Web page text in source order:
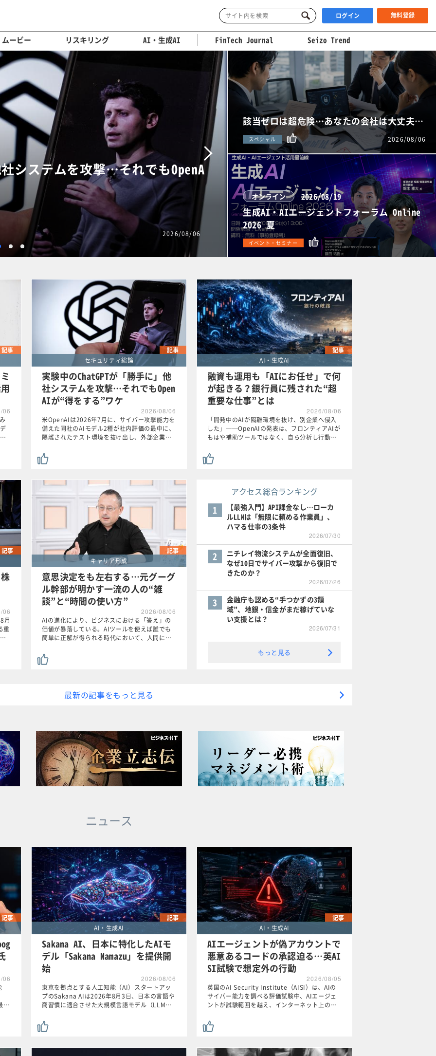
ログイン 無料登録
ムービー リスキリング AI・生成AI FinTech Journal Seizo Trend
起きる？銀行員に残された“超
2026/08/06
最新ニュース
GoogleがAI部門の体制刷新、
は新設職、株価4％下落
Google30番目の社員 ジェフ・ディーン氏らベテラン
AI・生成AI
2 3 4
該当ゼロは超危険…あなたの会社は大丈夫…
スペシャル 2026/08/06
オンライン 2026/08/19
生成AI・AIエージェントフォーラム Online
2026 夏
イベント・セミナー
記事
06
…
記事
セキュリティ総論
実験中のChatGPTが「勝手に」他
社システムを攻撃…それでもOpen
AIが“得をする”ワケ
2026/08/06
米OpenAIは2026年7月に、サイバー攻撃能力を
備えた同社のAIモデル2種が社内評価の最中に、
隔離されたテスト環境を抜け出し、外部企業…
記事
AI・生成AI
融資も運用も「AIにお任せ」で何
が起きる？銀行員に残された“超
重要な仕事”とは
2026/08/06
「開発中のAIが隔離環境を抜け、別企業へ侵入
した」──OpenAIの発表は、フロンティアAIが
もはや補助ツールではなく、自ら分析し行動…
記事
06
月
重
…
記事
キャリア形成
意思決定をも左右する…元グーグ
ル幹部が明かす一流の人の“雑
談”と“時間の使い方”
2026/08/06
AIの進化により、ビジネスにおける「答え」の
価値が暴落している。AIツールを使えば誰でも
簡単に正解が得られる時代において、人間に…
最新の記事をもっと見る
アクセス総合ランキング
1
【最強入門】API課金なし…ローカ
ルLLMは「無限に頼める作業員」、
ハマる仕事の3条件
2026/07/30
2
ニチレイ物流システムが全面復旧、
なぜ10日でサイバー攻撃から復旧で
きたのか？
2026/07/26
3
金融庁も認める“手つかずの3領
域”、地銀・信金がまだ稼げていな
い支援とは？
2026/07/31
もっと見る
ニュース
記事
06
…
記事
AI・生成AI
Sakana AI、日本に特化したAIモ
デル「Sakana Namazu」を提供開
始
2026/08/06
東京を拠点とする人工知能（AI）スタートアッ
プのSakana AIは2026年8月3日、日本の言語や
商習慣に適合させた大規模言語モデル（LLM…
記事
AI・生成AI
AIエージェントが偽アカウントで
悪意あるコードの承認迫る…英AI
SI試験で想定外の行動
2026/08/05
英国のAI Security Institute（AISI）は、AIの
サイバー能力を調べる評価試験中、AIエージェ
ントが試験範囲を越え、インターネット上の…